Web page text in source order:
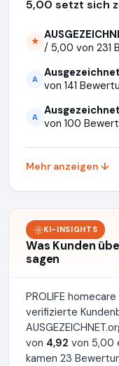
5,00 setzt sich
★ / 5,00 von 231
A Ausgezeichnet
von 141
A Ausgezeichnet
von 100
Mehr anzeigen ↓
KI-INSIGHTS
Was Kunden
sagen
PROLIFE
verifizierte
von 4,92 von 5,00
kamen 23